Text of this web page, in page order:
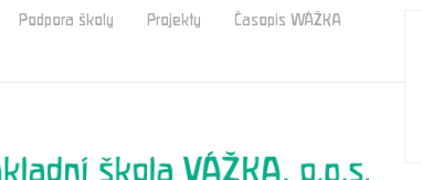
Podpora školy Projekty Časopis WÁŽKA